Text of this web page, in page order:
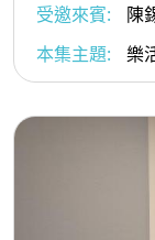
受邀來賓:
陳
本集主題:
樂